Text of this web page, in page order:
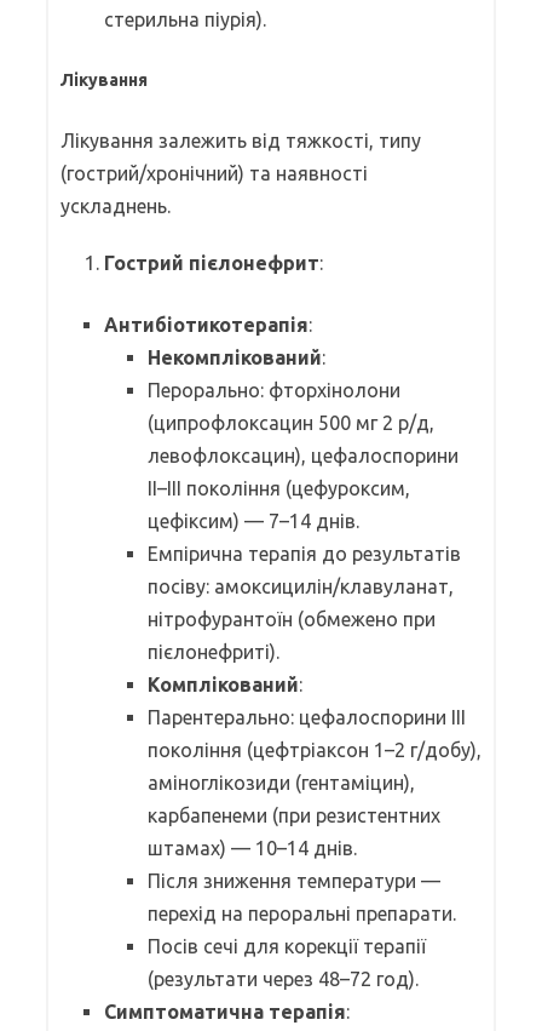
стерильна піурія).
Лікування
Лікування залежить від тяжкості, типу
(гострий/хронічний) та наявності
ускладнень.
Гострий пієлонефрит:
Антибіотикотерапія:
Некомплікований:
Перорально: фторхінолони
(ципрофлоксацин 500 мг 2 р/д,
левофлоксацин), цефалоспорини
ІІ–ІІІ покоління (цефуроксим,
цефіксим) — 7–14 днів.
Емпірична терапія до результатів
посіву: амоксицилін/клавуланат,
нітрофурантоїн (обмежено при
пієлонефриті).
Комплікований:
Парентерально: цефалоспорини ІІІ
покоління (цефтріаксон 1–2 г/добу),
аміноглікозиди (гентаміцин),
карбапенеми (при резистентних
штамах) — 10–14 днів.
Після зниження температури —
перехід на пероральні препарати.
Посів сечі для корекції терапії
(результати через 48–72 год).
Симптоматична терапія: